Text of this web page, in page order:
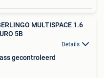
MULTISPACE 1.6
5B
Details
gecontroleerd